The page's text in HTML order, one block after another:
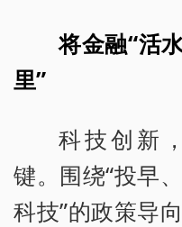
将金融“活
里”
科技创新
键。围绕“投早
科技”的政策导